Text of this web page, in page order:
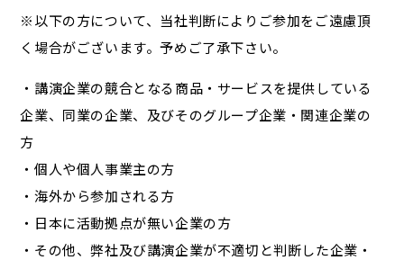
※以下の方について、当社判断によりご参加をご遠慮頂
く場合がございます。予めご了承下さい。
・講演企業の競合となる商品・サービスを提供している
企業、同業の企業、及びそのグループ企業・関連企業の
方
・個人や個人事業主の方
・海外から参加される方
・日本に活動拠点が無い企業の方
・その他、弊社及び講演企業が不適切と判断した企業・